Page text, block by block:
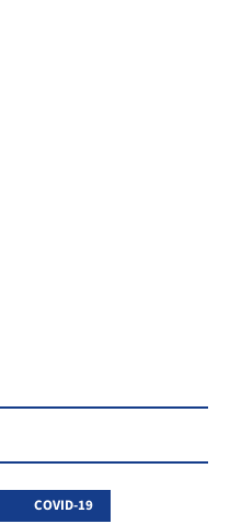
COVID-19